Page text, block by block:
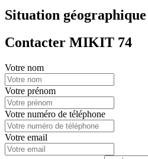
Situation géographique
Contacter MIKIT 74
Votre nom
Votre prénom
Votre numéro de téléphone
Votre email